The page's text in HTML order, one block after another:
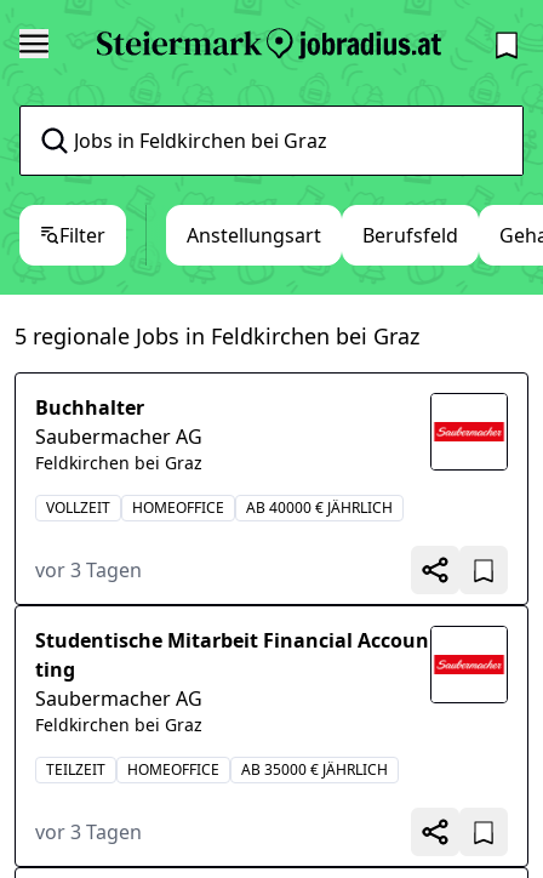
Filter Anstellungsart Berufsfeld
5 regionale Jobs in Feldkirchen bei Graz
Buchhalter
Saubermacher AG
Feldkirchen bei Graz
VOLLZEIT HOMEOFFICE AB 40000 € JÄHRLICH
vor 3 Tagen
Studentische Mitarbeit Financial Accoun
ting
Saubermacher AG
Feldkirchen bei Graz
TEILZEIT HOMEOFFICE AB 35000 € JÄHRLICH
vor 3 Tagen